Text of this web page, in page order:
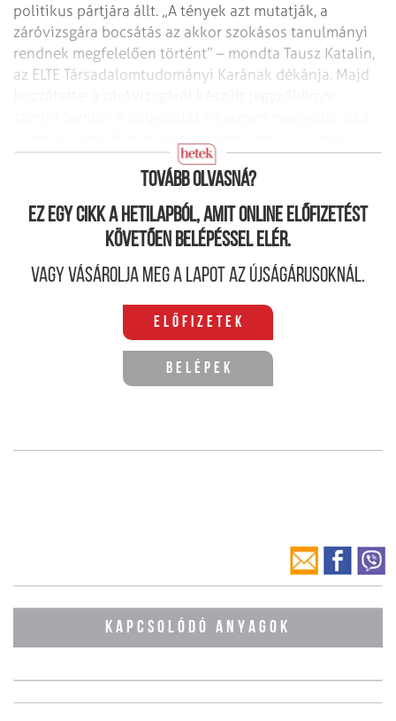
politikus pártjára állt. „A tények azt mutatják, a
záróvizsgára bocsátás az akkor szokásos tanulmányi
rendnek megfelelően történt” – mondta Tausz Katalin,
az ELTE Társadalomtudományi Karának dékánja. Majd
Tovább olvasná?
Ez egy cikk a hetilapból, amit online előfizetést
követően belépéssel elér.
Vagy vásárolja meg a lapot az újságárusoknál.
Előfizetek
Belépek
KAPCSOLÓDÓ ANYAGOK